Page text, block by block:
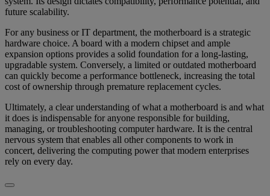
future scalability.
For any business or IT department, the motherboard is a strategic
hardware choice. A board with a modern chipset and ample
expansion options provides a solid foundation for a long-lasting,
upgradable system. Conversely, a limited or outdated motherboard
can quickly become a performance bottleneck, increasing the total
cost of ownership through premature replacement cycles.
Ultimately, a clear understanding of what a motherboard is and what
it does is indispensable for anyone responsible for building,
managing, or troubleshooting computer hardware. It is the central
nervous system that enables all other components to work in
concert, delivering the computing power that modern enterprises
rely on every day.